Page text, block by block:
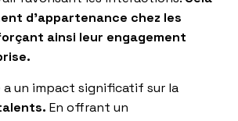
d’appartenance chez les
ainsi leur engagement
a un impact significatif sur la
En offrant un